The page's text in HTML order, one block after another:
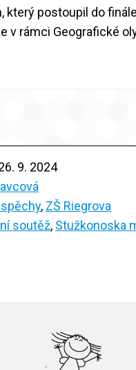
který postoupil do
v rámci Geografické
9. 2024
, ZŠ Riegrova
soutěž, Stužkonoska